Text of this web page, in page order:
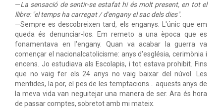
—La sensació de sentir-se estafat hi és molt present, en tot el
llibre: "el temps ha carregat / d'engany el sac dels dies".
—Sempre es descobreixen tard, els enganys. L'únic que em
queda és denunciar-los. Em remeto a una època que es
fonamentava en l'engany. Quan va acabar la guerra va
començar el nacionalcatolicisme: anys d'església, cerimònia i
encens. Jo estudiava als Escolapis, i tot estava prohibit. Fins
que no vaig fer els 24 anys no vaig baixar del núvol. Les
mentides, la por, el pes de les temptacions... aquests anys de
la meva vida van neguitejar una manera de ser. Ara és hora
de passar comptes, sobretot amb mi mateix.